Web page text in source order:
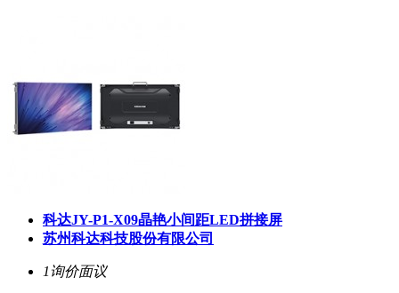
科达JY-P1-X09晶艳小间距LED拼接屏
苏州科达科技股份有限公司
1询价面议